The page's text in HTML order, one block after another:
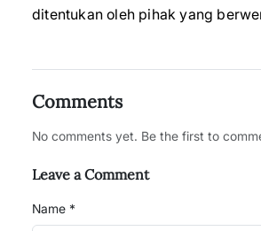
ditentukan oleh pihak yang
Comments
No comments yet. Be the first to
Leave a Comment
Name *